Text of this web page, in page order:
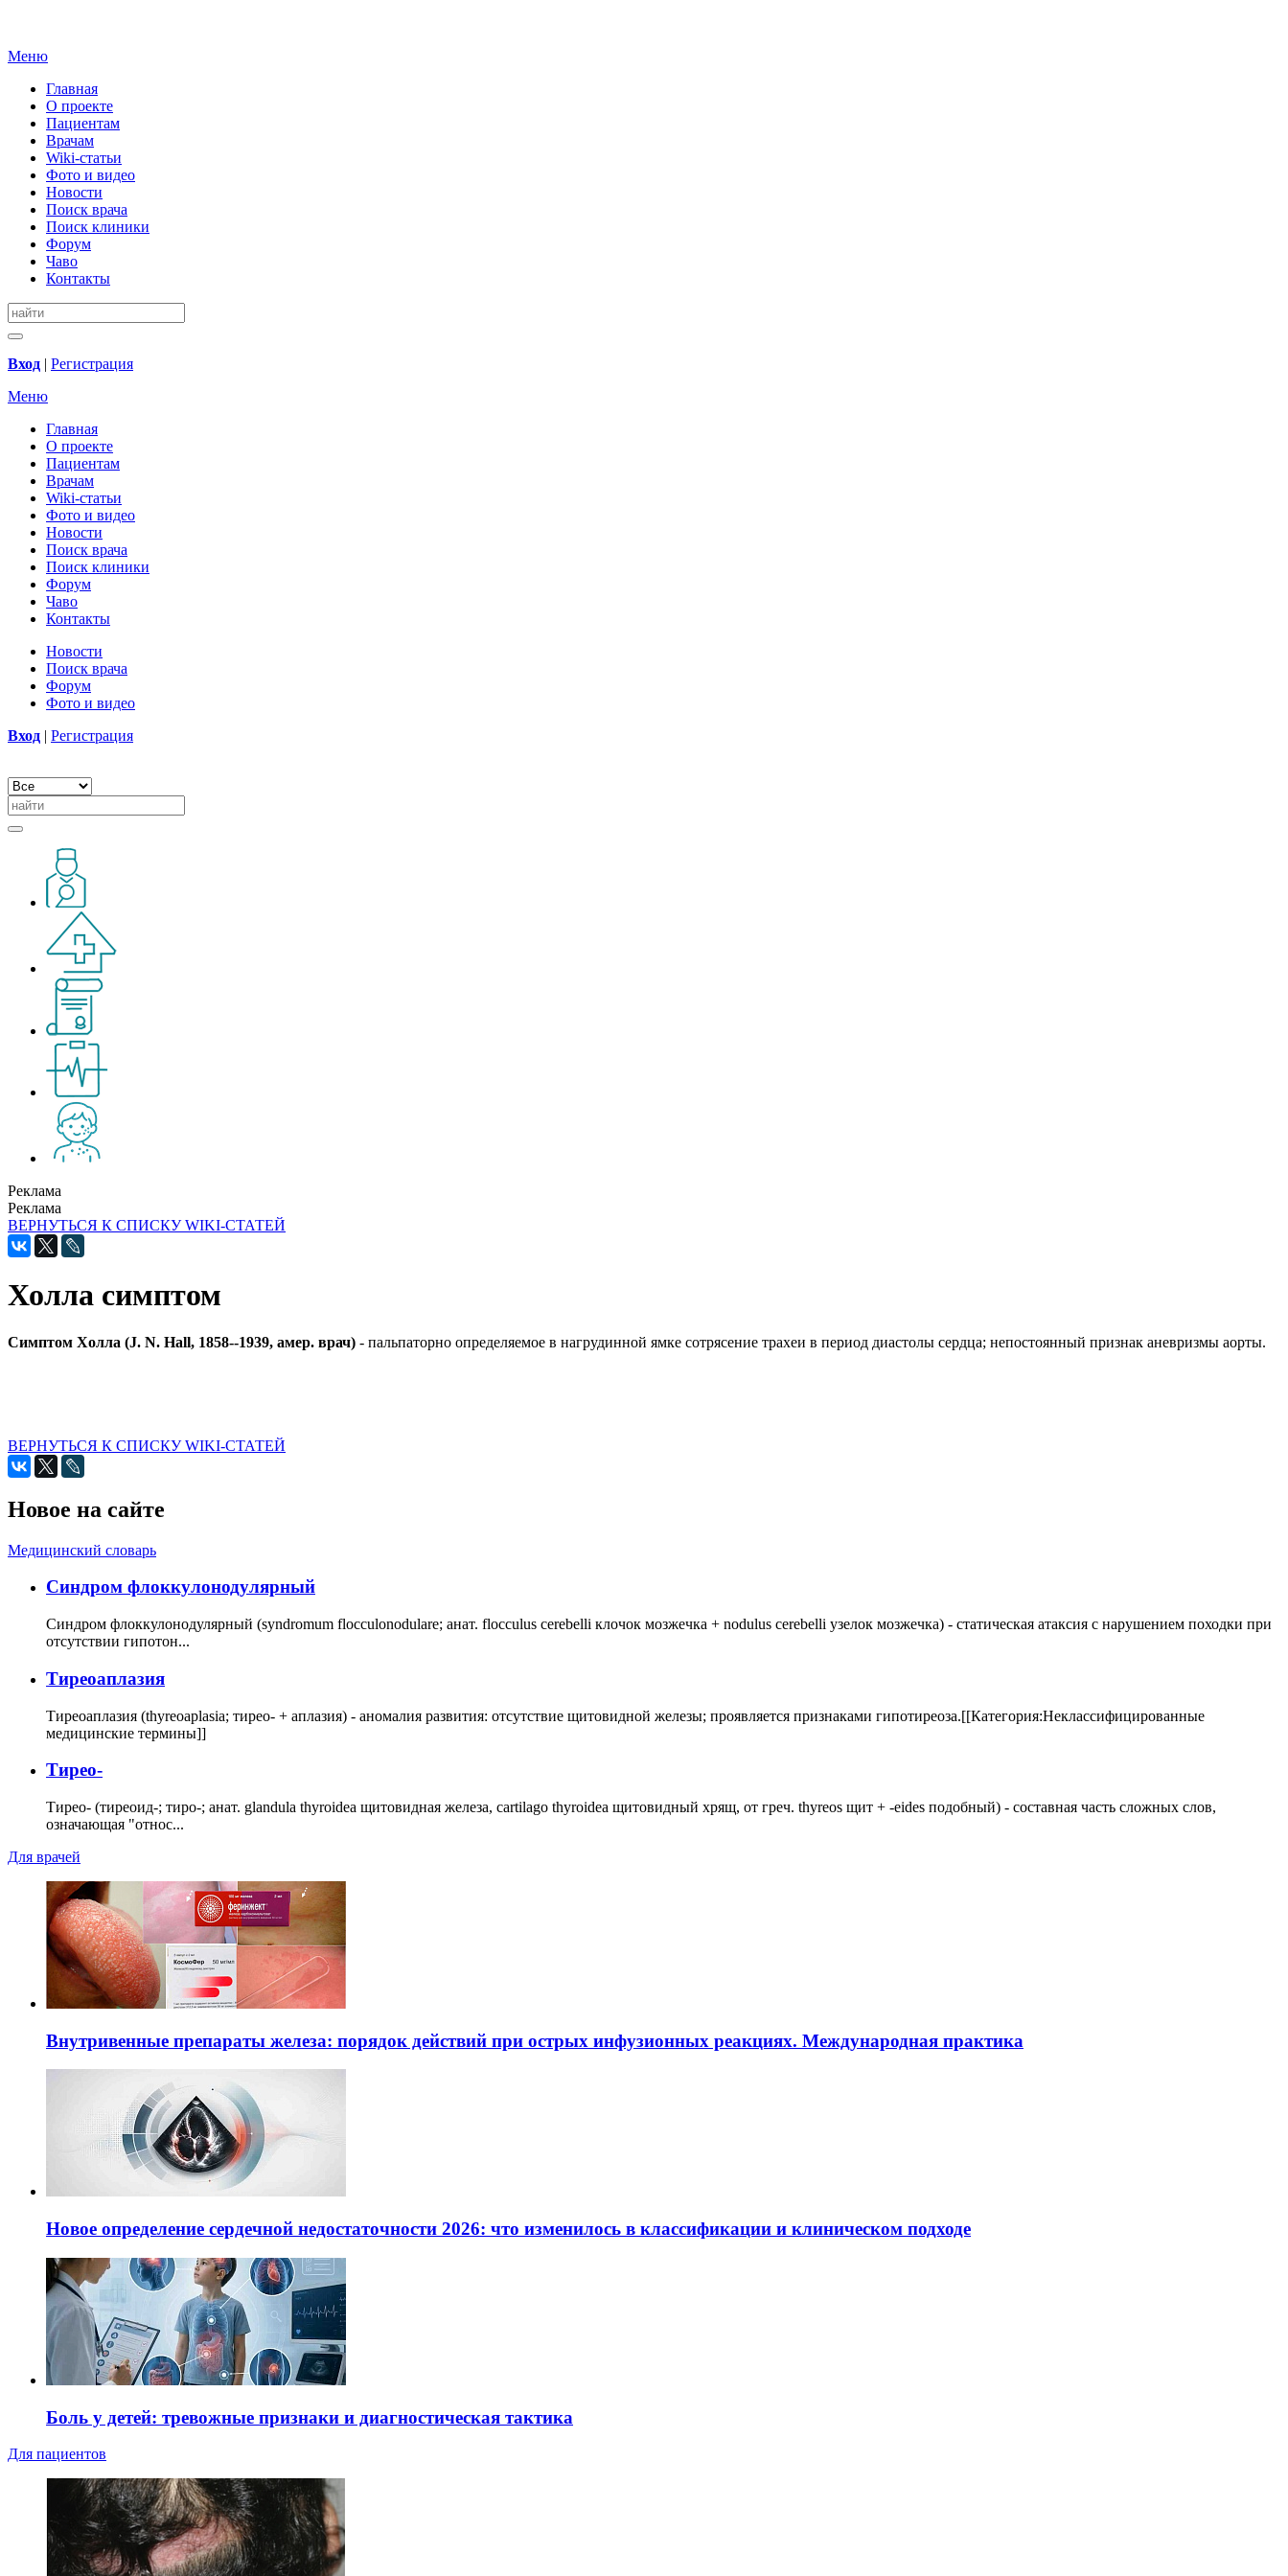
Меню
Главная
О проекте
Пациентам
Врачам
Wiki-статьи
Фото и видео
Новости
Поиск врача
Поиск клиники
Форум
Чаво
Контакты
Вход | Регистрация
Меню
Главная
О проекте
Пациентам
Врачам
Wiki-статьи
Фото и видео
Новости
Поиск врача
Поиск клиники
Форум
Чаво
Контакты
Новости
Поиск врача
Форум
Фото и видео
Вход | Регистрация
Реклама
Реклама
ВЕРНУТЬСЯ К СПИСКУ WIKI-СТАТЕЙ
Холла симптом
Симптом Холла (J. N. Hall, 1858--1939, амер. врач) - пальпаторно определяемое в нагрудинной ямке сотрясение трахеи в период диастолы сердца; непостоянный признак аневризмы аорты.
ВЕРНУТЬСЯ К СПИСКУ WIKI-СТАТЕЙ
Новое на сайте
Медицинский словарь
Cиндром флоккулонодулярный
Синдром флоккулонодулярный (syndromum flocculonodulare; анат. flocculus cerebelli клочок мозжечка + nodulus cerebelli узелок мозжечка) - статическая атаксия с нарушением походки при
отсутствии гипотон...
Тиреоаплазия
Тиреоаплазия (thyreoaplasia; тирео- + аплазия) - аномалия развития: отсутствие щитовидной железы; проявляется признаками гипотиреоза.[[Категория:Неклассифицированные
медицинские термины]]
Тирео-
Тирео- (тиреоид-; тиро-; анат. glandula thyroidea щитовидная железа, cartilago thyroidea щитовидный хрящ, от греч. thyreos щит + -eides подобный) - составная часть сложных слов,
означающая "относ...
Для врачей
Внутривенные препараты железа: порядок действий при острых инфузионных реакциях. Международная практика
Новое определение сердечной недостаточности 2026: что изменилось в классификации и клиническом подходе
Боль у детей: тревожные признаки и диагностическая тактика
Для пациентов